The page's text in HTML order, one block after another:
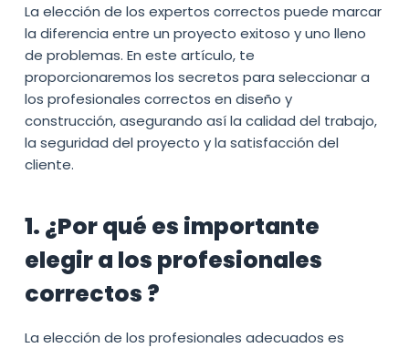
La elección de los expertos correctos puede marcar
la diferencia entre un proyecto exitoso y uno lleno
de problemas. En este artículo, te
proporcionaremos los secretos para seleccionar a
los profesionales correctos en diseño y
construcción, asegurando así la calidad del trabajo,
la seguridad del proyecto y la satisfacción del
cliente.
1. ¿Por qué es importante
elegir a los profesionales
correctos ?
La elección de los profesionales adecuados es